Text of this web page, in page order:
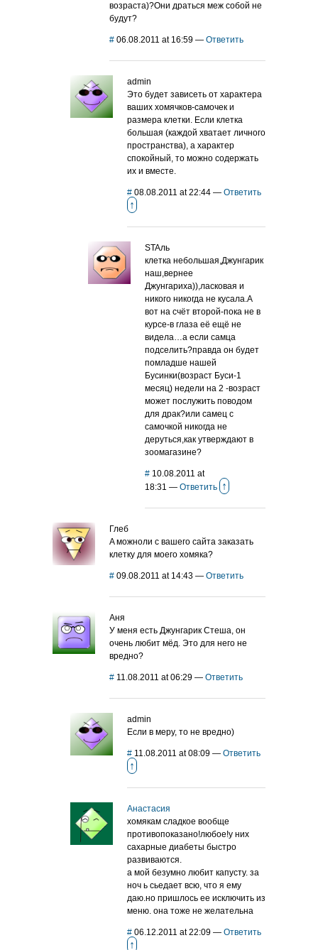
возраста)?Они драться меж собой не
будут?
# 06.08.2011 at 16:59 — Ответить
admin
Это будет зависеть от характера
ваших хомячков-самочек и
размера клетки. Если клетка
большая (каждой хватает личного
пространства), а характер
спокойный, то можно содержать
их и вместе.
# 08.08.2011 at 22:44 — Ответить
↑
STAль
клетка небольшая,Джунгарик
наш,вернее
Джунгариха)),ласковая и
никого никогда не кусала.А
вот на счёт второй-пока не в
курсе-в глаза её ещё не
видела…а если самца
подселить?правда он будет
помладше нашей
Бусинки(возраст Буси-1
месяц) недели на 2 -возраст
может послужить поводом
для драк?или самец с
самочкой никогда не
деруться,как утверждают в
зоомагазине?
# 10.08.2011 at
18:31 — Ответить ↑
Глеб
A можноли с вашего сайта заказать
клетку для моего хомяка?
# 09.08.2011 at 14:43 — Ответить
Аня
У меня есть Джунгарик Стеша, он
очень любит мёд. Это для него не
вредно?
# 11.08.2011 at 06:29 — Ответить
admin
Если в меру, то не вредно)
# 11.08.2011 at 08:09 — Ответить
↑
Анастасия
хомякам сладкое вообще
противопоказано!любое!у них
сахарные диабеты быстро
развиваются.
а мой безумно любит капусту. за
ноч ь сьедает всю, что я ему
даю.но пришлось ее исключить из
меню. она тоже не желательна
# 06.12.2011 at 22:09 — Ответить
↑